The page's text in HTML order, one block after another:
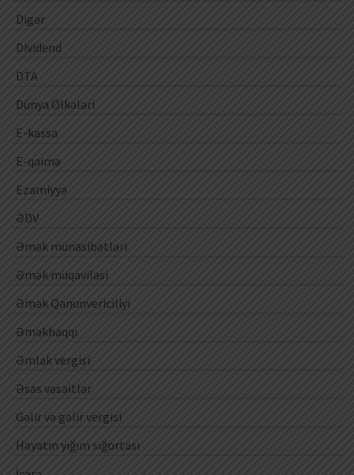
Digər
Dividend
DTA
Dünya Ölkələri
E-kassa
E-qaimə
Ezamiyyə
ƏDV
Əmək münasibətləri
Əmək müqaviləsi
Əmək Qanunvericiliyi
Əməkhaqqı
Əmlak vergisi
Əsas vəsaitlər
Gəlir və gəlir vergisi
Həyatın yığım sığortası